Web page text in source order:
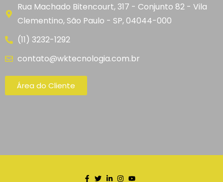
Rua Machado Bitencourt, 317 - Conjunto 82 - Vila
Clementino, São Paulo - SP, 04044-000
(11) 3232-1292
contato@wktecnologia.com.br
Área do Cliente